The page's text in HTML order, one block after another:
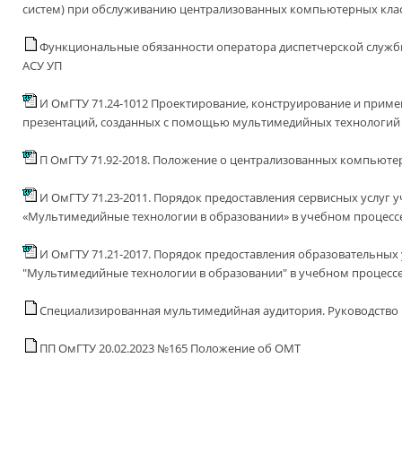
систем) при обслуживанию централизованных компьютерных
Функциональные обязанности оператора диспетчерской
АСУ УП
И ОмГТУ 71.24-1012 Проектирование, конструирование и
презентаций, созданных с помощью мультимедийных технологий
П ОмГТУ 71.92-2018. Положение о централизованных
И ОмГТУ 71.23-2011. Порядок предоставления сервисных
«Мультимедийные технологии в образовании» в учебном
И ОмГТУ 71.21-2017. Порядок предоставления
"Мультимедийные технологии в образовании" в учебном
Специализированная мультимедийная аудитория. Руководство
ПП ОмГТУ 20.02.2023 №165 Положение об ОМТ